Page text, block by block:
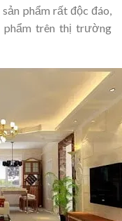
phẩm rất độc đáo,
phẩm trên thị trường